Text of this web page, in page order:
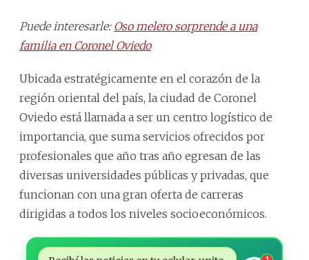
Puede interesarle: Oso melero sorprende a una
familia en Coronel Oviedo
Ubicada estratégicamente en el corazón de la
región oriental del país, la ciudad de Coronel
Oviedo está llamada a ser un centro logístico de
importancia, que suma servicios ofrecidos por
profesionales que año tras año egresan de las
diversas universidades públicas y privadas, que
funcionan con una gran oferta de carreras
dirigidas a todos los niveles socioeconómicos.